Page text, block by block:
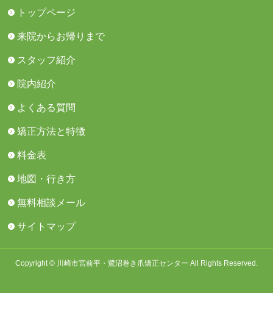
トップページ
来院からお帰りまで
スタッフ紹介
院内紹介
よくある質問
矯正方法と特徴
料金表
地図・行き方
無料相談メール
サイトマップ
Copyright © 川崎市宮前平・鷺沼巻き爪矯正センター All Rights Reserved.